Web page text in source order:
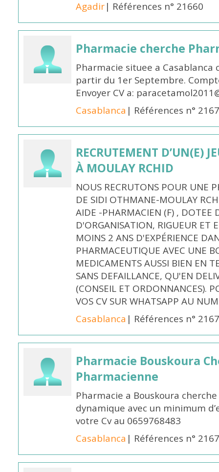
Agadir| Références n° 21660
Pharmacie cherche
Pharmacie situee a
partir du 1er Septembre.
Envoyer CV a:
Casablanca | Références n°
RECRUTEMENT D’UN(E)
À MOULAY RCHID
NOUS RECRUTONS POUR UNE
DE SIDI OTHMANE-MOULAY
AIDE -PHARMACIEN (F) , DOTEE
D'ORGANISATION, RIGUEUR ET
MOINS 2 ANS D'EXPÉRIENCE
PHARMACEUTIQUE AVEC UNE
MEDICAMENTS AUSSI BIEN EN
SANS DEFAILLANCE, QU'EN
(CONSEIL ET ORDONNANCES).
VOS CV SUR WHATSAPP AU
Casablanca | Références n°
Pharmacie Bouskoura
Pharmacienne
Pharmacie a Bouskoura
dynamique avec un minimum
votre Cv au 0659768483
Casablanca | Références n°